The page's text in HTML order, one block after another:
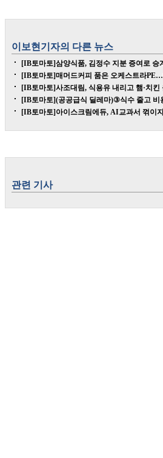
이보현 기자의 다른 뉴스
[IB토마토]삼양식품, 김정수 지분 증여로 승
[IB토마토]매머드커피 품은 오케스트라
[IB토마토]사조대림, 식용유 내리고 햄·치
[IB토마토](공공급식 딜레마)③식수 줄고
[IB토마토]아이스크림에듀, AI교과서 꺾이
관련 기사